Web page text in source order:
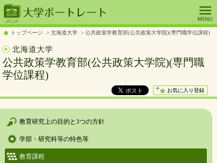
トップページ 北海道大学 公共政策学教育部(公共政策大学院)(専門職学位課程)
北海道大学
公共政策学教育部(公共政策大学院)(専門職
学位課程)
お気に入り登録
教育研究上の目的と3つの方針
学部・研究科等の特色等
教育課程